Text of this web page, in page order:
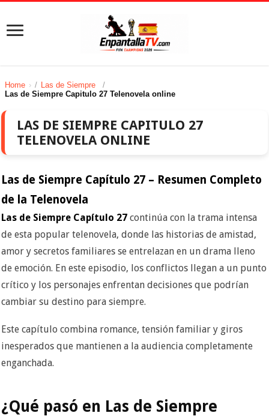
Home / Las de Siempre
/
Las de Siempre Capitulo 27 Telenovela online
LAS DE SIEMPRE CAPITULO 27
TELENOVELA ONLINE
Las de Siempre Capítulo 27 – Resumen Completo
de la Telenovela
Las de Siempre Capítulo 27 continúa con la trama intensa
de esta popular telenovela, donde las historias de amistad,
amor y secretos familiares se entrelazan en un drama lleno
de emoción. En este episodio, los conflictos llegan a un punto
crítico y los personajes enfrentan decisiones que podrían
cambiar su destino para siempre.
Este capítulo combina romance, tensión familiar y giros
inesperados que mantienen a la audiencia completamente
enganchada.
¿Qué pasó en Las de Siempre